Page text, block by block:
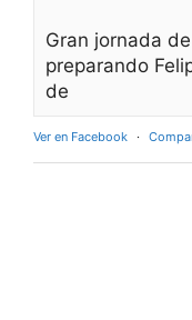
Gran jornada
preparando
de
Ver en Facebook ·